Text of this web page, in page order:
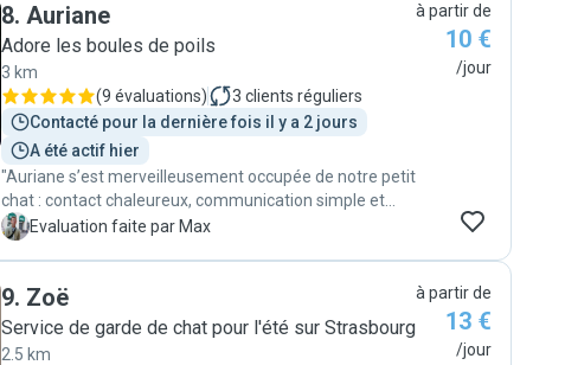
avec les inconnus. Elle n'a pas hésité à faire des visites
supplémentaires et passer du temps avec mon chat un
jour où il n'était pas en forme. En résumé vous pouvez
lui confier vos animaux en toute quiétude. Je referai
appel à elle sans aucune hésitation lorsque l'occasion
se présentera. "
8. Auriane
Adore les boules de poils
3 km
(9 évaluations) 3 clients réguliers
Contacté pour la dernière fois il y a 2 jours
A été actif hier
"Auriane s’est merveilleusement occupée de notre petit
chat : contact chaleureux, communication simple et
efficace, et plein de petites attentions accompagnées
M Evaluation faite par Max
à partir de
10 €
/jour
9. Zoë
Service de garde de chat pour l'été sur Strasbourg
2.5 km
à partir de
13 €
/jour